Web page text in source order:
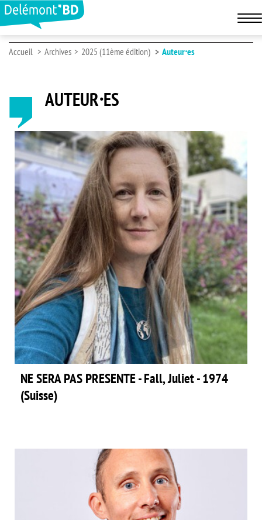
Accueil Archives 2025 (11ème édition) Auteur⸱es
AUTEUR⸱ES
NE SERA PAS PRESENTE - Fall, Juliet - 1974
(Suisse)